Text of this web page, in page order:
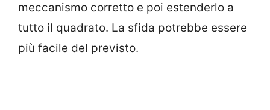
meccanismo corretto e poi estenderlo a
tutto il quadrato. La sfida potrebbe essere
più facile del previsto.